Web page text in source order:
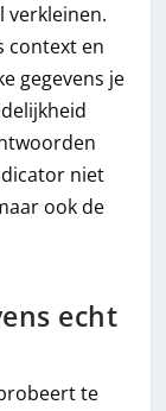
verkleinen.
context en
gegevens je
niet
ook de
echt
te